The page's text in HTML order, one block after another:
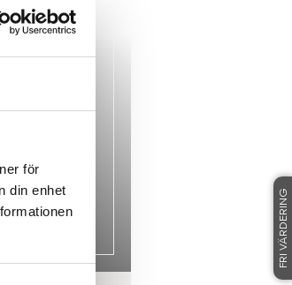
för
din enhet
FRI VÄRDERING